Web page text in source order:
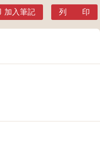
加入筆記 列 印